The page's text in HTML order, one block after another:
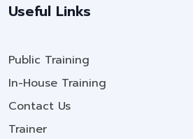
Useful Links
Public Training
In-House Training
Contact Us
Trainer